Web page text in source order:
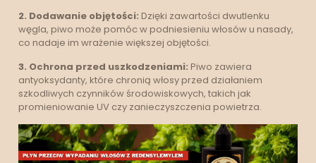
2. Dodawanie objętości: Dzięki zawartości dwutlenku
węgla, piwo może pomóc w podniesieniu włosów u nasady,
co nadaje im wrażenie większej objętości.
3. Ochrona przed uszkodzeniami: Piwo zawiera
antyoksydanty, które chronią włosy przed działaniem
szkodliwych czynników środowiskowych, takich jak
promieniowanie UV czy zanieczyszczenia powietrza.